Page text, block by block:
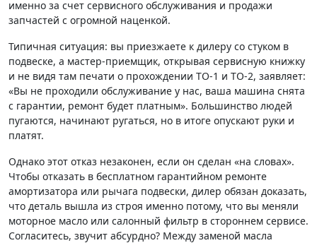
именно за счет сервисного обслуживания и продажи
запчастей с огромной наценкой.
Типичная ситуация: вы приезжаете к дилеру со стуком в
подвеске, а мастер-приемщик, открывая сервисную книжку
и не видя там печати о прохождении ТО-1 и ТО-2, заявляет:
«Вы не проходили обслуживание у нас, ваша машина снята
с гарантии, ремонт будет платным». Большинство людей
пугаются, начинают ругаться, но в итоге опускают руки и
платят.
Однако этот отказ незаконен, если он сделан «на словах».
Чтобы отказать в бесплатном гарантийном ремонте
амортизатора или рычага подвески, дилер обязан доказать,
что деталь вышла из строя именно потому, что вы меняли
моторное масло или салонный фильтр в стороннем сервисе.
Согласитесь, звучит абсурдно? Между заменой масла